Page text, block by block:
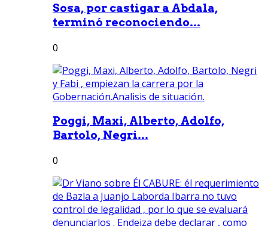
Sosa, por castigar a Abdala,
terminó reconociendo...
0
Poggi, Maxi, Alberto, Adolfo,
Bartolo, Negri...
0